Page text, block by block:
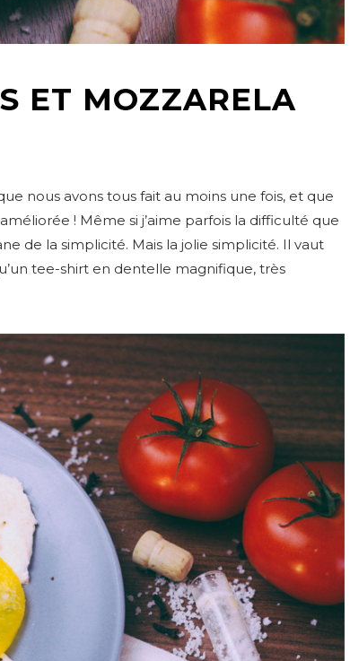
ET MOZZARELA
nous avons tous fait au moins une fois, et que
! Même si j’aime parfois la difficulté que
de la simplicité. Mais la jolie simplicité. Il vaut
tee-shirt en dentelle magnifique, très